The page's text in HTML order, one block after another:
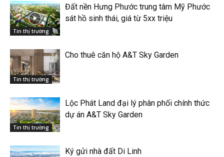
Tin thị trường
Đất nền Hưng Phước trung tâm Mỹ Phước
sát hồ sinh thái, giá từ 5xx triệu
Tin thị trường
Cho thuê căn hộ A&T Sky Garden
Tin thị trường
Lộc Phát Land đại lý phân phối chính thức
dự án A&T Sky Garden
Ký gửi nhà đất Di Linh